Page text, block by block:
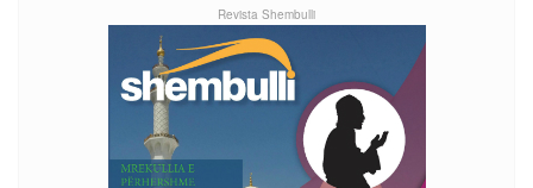
Revista Shembulli